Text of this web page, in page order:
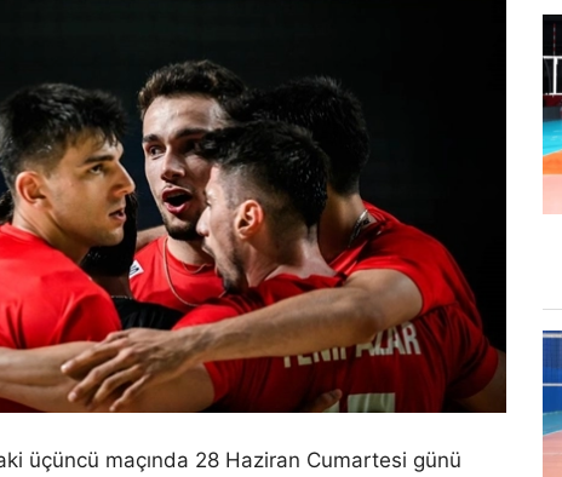
üçüncü maçında 28 Haziran Cumartesi günü